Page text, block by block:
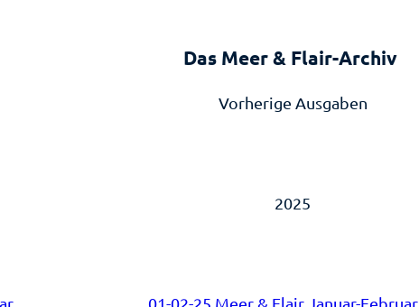
Das Meer & Flair-Archiv
Vorherige Ausgaben
2025
01-02-25 Meer & Flair Januar-Februar